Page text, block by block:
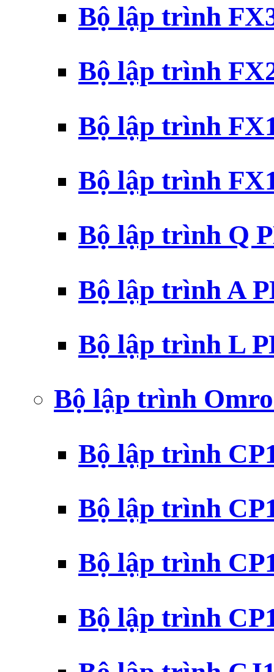
Bộ lập trình
Bộ lập trình
Bộ lập trình
Bộ lập trình
Bộ lập trình Q
Bộ lập trình A
Bộ lập trình L
Bộ lập trình
Bộ lập trình
Bộ lập trình
Bộ lập trình
Bộ lập trình